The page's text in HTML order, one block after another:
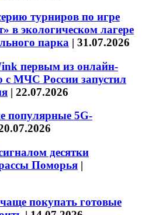
турниров по игре
в экологическом лагере
парка | 31.07.2026
первым из онлайн-
с МЧС России запустил
| 22.07.2026
популярные 5G-
десятки
Поморья |
покупать готовые